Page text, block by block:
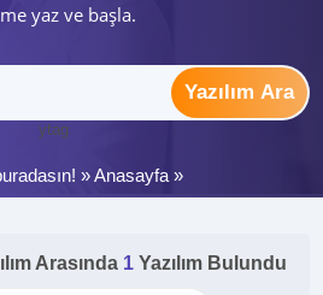
yaz ve başla.
Yazılım Ara
ytag
»Anasayfa »
Arasında 1 Yazılım Bulundu